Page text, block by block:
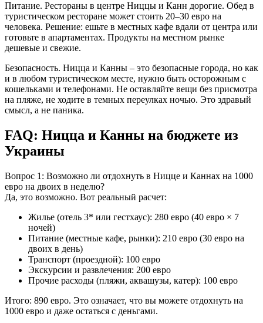
Питание. Рестораны в центре Ниццы и Канн дорогие. Обед в
туристическом ресторане может стоить 20–30 евро на
человека. Решение: ешьте в местных кафе вдали от центра или
готовьте в апартаментах. Продукты на местном рынке
дешевые и свежие.
Безопасность. Ницца и Канны – это безопасные города, но как
и в любом туристическом месте, нужно быть осторожным с
кошельками и телефонами. Не оставляйте вещи без присмотра
на пляже, не ходите в темных переулках ночью. Это здравый
смысл, а не паника.
FAQ: Ницца и Канны на бюджете из
Украины
Вопрос 1: Возможно ли отдохнуть в Ницце и Каннах на 1000
евро на двоих в неделю?
Да, это возможно. Вот реальный расчет:
Жилье (отель 3* или гестхаус): 280 евро (40 евро × 7
ночей)
Питание (местные кафе, рынки): 210 евро (30 евро на
двоих в день)
Транспорт (проездной): 100 евро
Экскурсии и развлечения: 200 евро
Прочие расходы (пляжи, аквашузы, катер): 100 евро
Итого: 890 евро. Это означает, что вы можете отдохнуть на
1000 евро и даже остаться с деньгами.